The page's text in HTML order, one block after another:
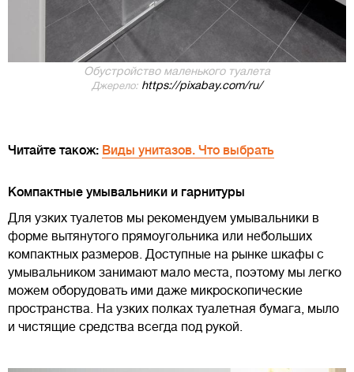
Обустройство маленького туалета
Джерело: https://pixabay.com/ru/
Читайте також: Виды унитазов. Что выбрать
Компактные умывальники и гарнитуры
Для узких туалетов мы рекомендуем умывальники в
форме вытянутого прямоугольника или небольших
компактных размеров. Доступные на рынке шкафы с
умывальником занимают мало места, поэтому мы легко
можем оборудовать ими даже микроскопические
пространства. На узких полках туалетная бумага, мыло
и чистящие средства всегда под рукой.